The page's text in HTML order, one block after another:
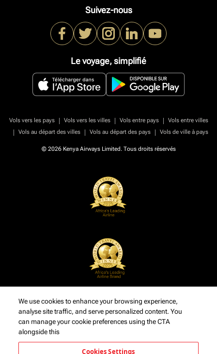
Suivez-nous
Le voyage, simplifié
Vols vers les pays | Vols vers les villes | Vols entre pays |
Vols entre villes
|
Vols au départ des villes | Vols au départ des pays | Vols de ville à pays
© 2026 Kenya Airways Limited. Tous droits réservés
We use cookies to enhance your browsing experience,
analyse site traffic, and serve personalized content. You
can manage your cookie preferences using the CTA
alongside this
Cookies Settings